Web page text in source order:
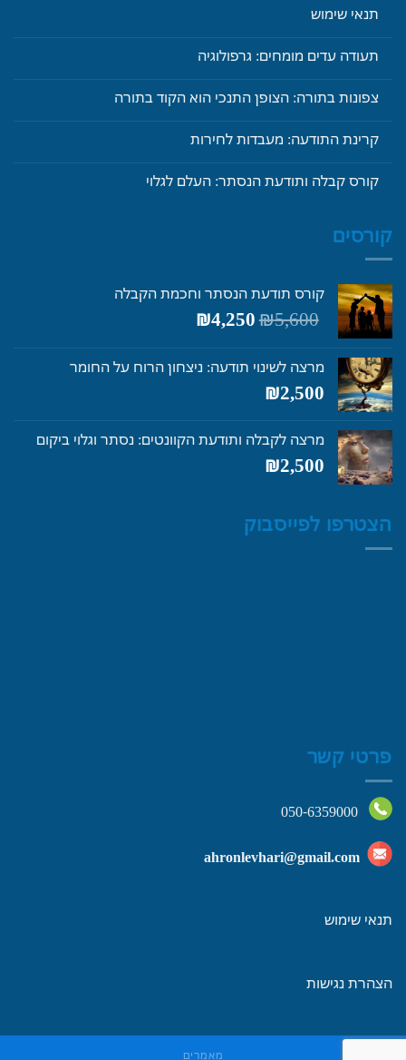
תנאי שימוש
תעודה עדים מומחים: גרפולוגיה
צפונות בתורה: הצופן התנכי הוא הקוד בתורה
קרינת התודעה: מעבדות לחירות
קורס קבלה ותודעת הנסתר: העלם לגלוי
קורסים
קורס תודעת הנסתר וחכמת הקבלה
₪5,600
המחיר
המקורי
₪5,600.
₪4,250
₪4,250.
מרצה לשינוי תודעה: ניצחון הרוח על החומר
₪2,500
מרצה לקבלה ותודעת הקוונטים: נסתר וגלוי ביקום
₪2,500
הצטרפו לפייסבוק
פרטי קשר
050-6359000
ahronlevhari@gmail.com
תנאי שימוש
הצהרת נגישות
מאמרים